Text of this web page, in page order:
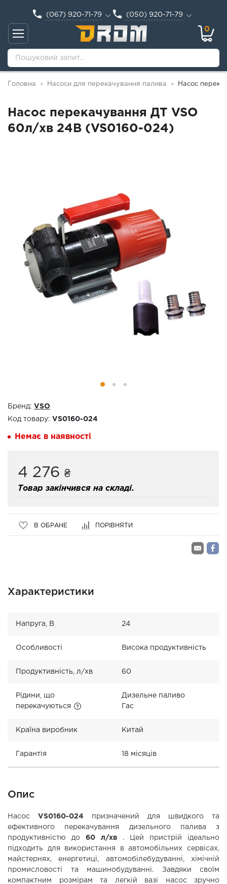
(067) 920-71-79 (050) 920-71-79
0
Головна > Насоси для перекачування палива > Насос
Насос перекачування ДТ VSO
60л/хв 24В (VS0160-024)
Бренд: VSO
Код товару: VS0160-024
Немає в наявності
4 276 ₴
Товар закінчився на складі.
В ОБРАНЕ ПОРІВНЯТИ
Характеристики
Напруга, В 24
Особливості Висока продуктивність
Продуктивність, л/хв 60
Рідини, що
перекачуються
Дизельне паливо
Гас
Країна виробник Китай
Гарантія 18 місяців
Опис
Насос VS0160-024 призначений для швидкого та
ефективного перекачування дизельного палива з
продуктивністю до 60 л/хв . Цей пристрій ідеально
підходить для використання в автомобільних сервісах,
майстернях, енергетиці, автомобілебудуванні, хімічній
промисловості та машинобудуванні. Завдяки своїм
компактним розмірам та легкій вазі насос зручно